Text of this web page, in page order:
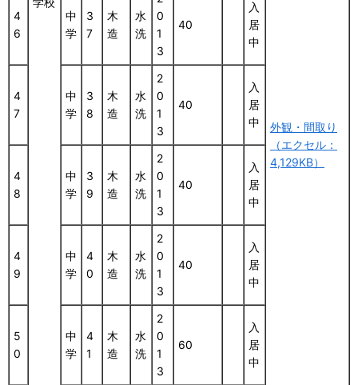
外観・間取り
（エクセル：
4,129KB）
4
6
中
学
3
7
木
造
水
洗
0
1
3
40
入
居
中
4
7
中
学
3
8
木
造
水
洗
2
0
1
3
40
入
居
中
4
8
中
学
3
9
木
造
水
洗
2
0
1
3
40
入
居
中
4
9
中
学
4
0
木
造
水
洗
2
0
1
3
40
入
居
中
5
0
中
学
4
1
木
造
水
洗
2
0
1
3
60
入
居
中